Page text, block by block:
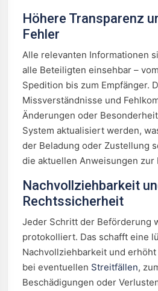
Höhere Transparenz
Fehler
Alle relevanten Informationen
alle Beteiligten einsehbar –
Spedition bis zum Empfänger.
Missverständnisse und
Änderungen oder
System aktualisiert werden,
der Beladung oder Zustellung
die aktuellen Anweisungen zur
Nachvollziehbarkeit
Rechtssicherheit
Jeder Schritt der Beförderung
protokolliert. Das schafft eine
Nachvollziehbarkeit und
bei eventuellen Streitfällen,
Beschädigungen oder